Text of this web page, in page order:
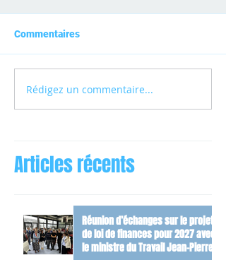
Commentaires
Rédigez un commentaire...
Articles récents
Réunion d’échanges sur le projet
de loi de finances pour 2027 avec
le ministre du Travail Jean-Pierre